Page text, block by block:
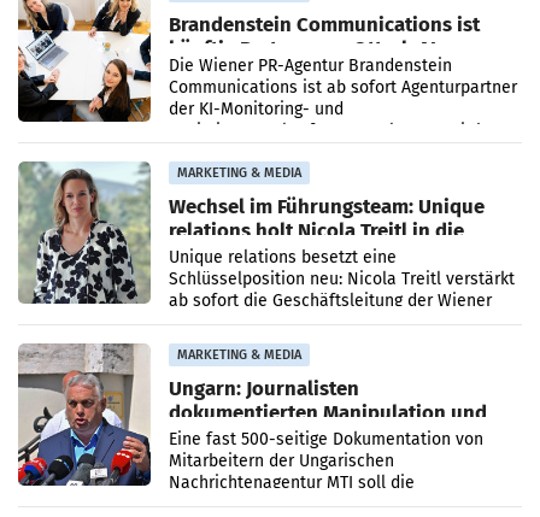
Brandenstein Communications ist
künftig Partner von OtterlyAI
Die Wiener PR-Agentur Brandenstein
Communications ist ab sofort Agenturpartner
der KI-Monitoring- und
Optimierungsplattform OtterlyAI. Damit baut
MARKETING & MEDIA
Wechsel im Führungsteam: Unique
relations holt Nicola Treitl in die
Geschäftsleitung
Unique relations besetzt eine
Schlüsselposition neu: Nicola Treitl verstärkt
ab sofort die Geschäftsleitung der Wiener
PR-Agentur an der Seite von Josef Kalina und
Anna Kalina-Mahr.
MARKETING & MEDIA
Ungarn: Journalisten
dokumentierten Manipulation und
Zensur
Eine fast 500-seitige Dokumentation von
Mitarbeitern der Ungarischen
Nachrichtenagentur MTI soll die
systematische Nachrichten-Manipulation und